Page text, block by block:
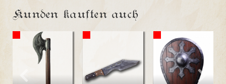
Kunden kauften auch